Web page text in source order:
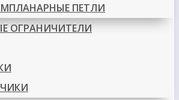
ПЕТЛИ
ОГРАНИЧИТЕЛИ